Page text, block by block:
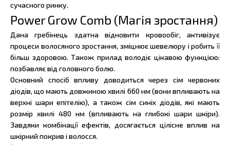
сучасного ринку.
Power Grow Comb (Магія зростання)
Дана гребінець здатна відновити кровообіг, активізує
процеси волосяного зростання, зміцнює шевелюру і робить її
більш здоровою. Також прилад володіє цікавою функцією:
позбавляє від головного болю.
Основний спосіб впливу доводиться через сім червоних
діодів, що мають довжиною хвилі 660 нм (вони впливають на
верхні шари епітелію), а також сім синіх діодів, які мають
розмір хвилі 480 нм (впливають на глибокі шари шкіри).
Завдяки комбінації ефектів, досягається цілісне вплив на
шкірний покрив і волосся.